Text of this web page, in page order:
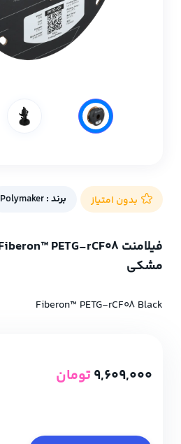
بدون امتیاز برند :Polymaker
مشکی
Fiberon™ PETG-rCF08 Black
9,609,000تومان